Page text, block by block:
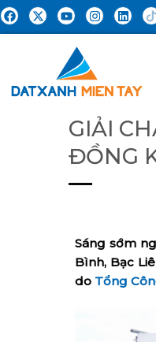
GIẢI
ĐỒNG
Sáng sớm
Bình, Bạc
do Tổng